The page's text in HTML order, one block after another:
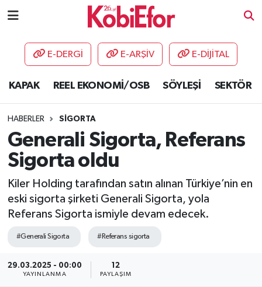
E-DERGİ E-ARŞİV E-DİJİTAL
KAPAK REEL EKONOMİ/OSB SÖYLEŞİ SEKTÖR
HABERLER SİGORTA
Generali Sigorta, Referans
Sigorta oldu
Kiler Holding tarafından satın alınan Türkiye’nin en
eski sigorta şirketi Generali Sigorta, yola
Referans Sigorta ismiyle devam edecek.
#Generali Sigorta #Referans sigorta
29.03.2025 - 00:00
YAYINLANMA
12
PAYLAŞIM
AKADEMİ
DESTEK-TEŞVİK
ETKİNLİK
GÜNCEL
HABERLER
KAPAK